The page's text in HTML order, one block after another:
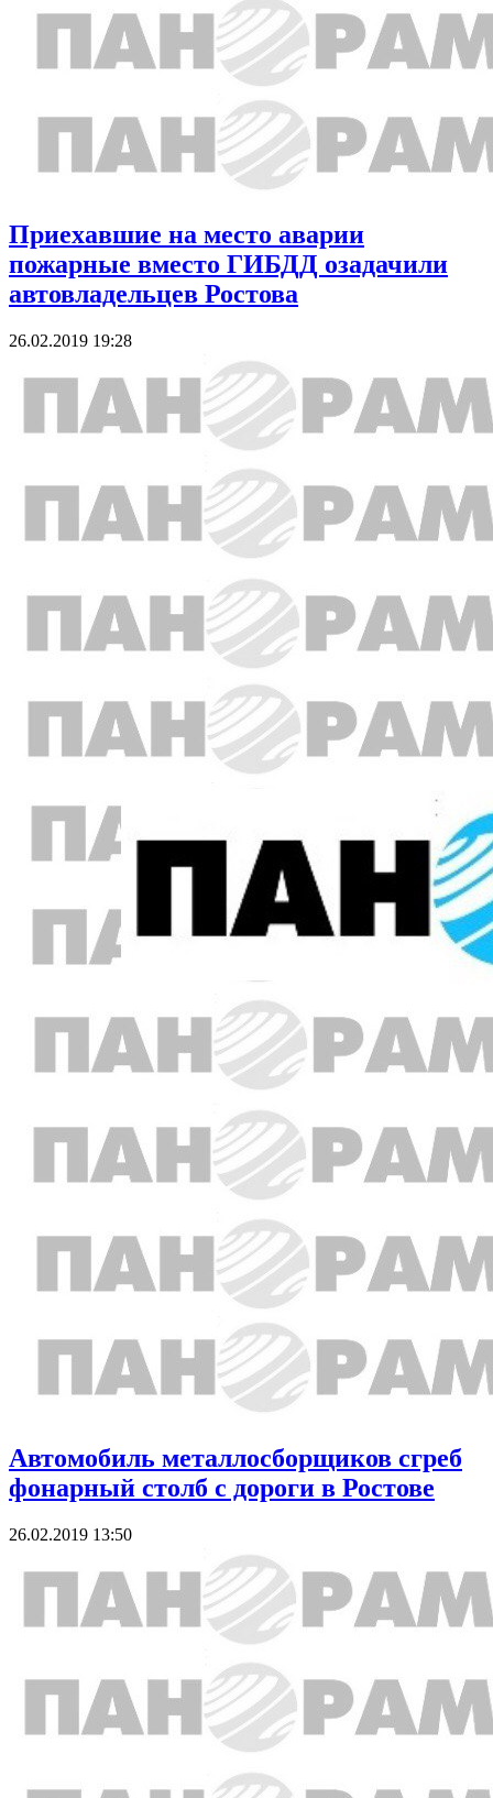
Приехавшие на место аварии
пожарные вместо ГИБДД озадачили
автовладельцев Ростова
26.02.2019 19:28
Автомобиль металлосборщиков сгреб
фонарный столб с дороги в Ростове
26.02.2019 13:50